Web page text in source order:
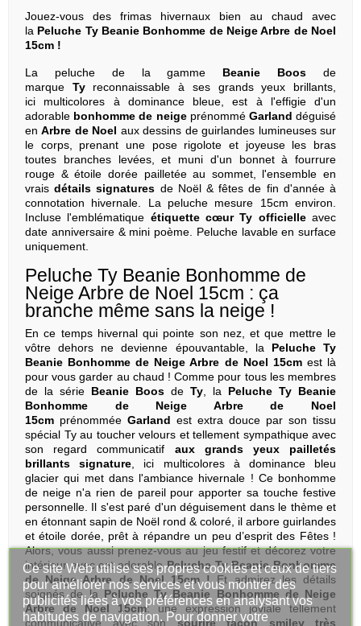
Jouez-vous des frimas hivernaux bien au chaud avec
la Peluche Ty Beanie Bonhomme de Neige Arbre de Noel
15cm !
La peluche de la gamme Beanie Boos de
marque Tyreconnaissable à ses grands yeux brillants,
ici multicolores à dominance bleue, est à l'effigie d'un
adorable bonhomme de neigeprénommé Garland déguisé
enArbre de Noel aux dessins de guirlandes lumineuses sur
le corps, prenant une pose rigolote et joyeuse les bras
toutes branches levées, et muni d'un bonnet à fourrure
rouge & étoile dorée pailletée au sommet, l'ensemble en
vraisdétails signatures de Noël & fêtes de fin d'année à
connotation hivernale. La peluche mesure 15cm environ.
Incluse l'emblématique étiquette cœur Ty officielleavec
date anniversaire & mini poème. Peluche lavable en surface
uniquement.
Peluche Ty Beanie Bonhomme de
Neige Arbre de Noel 15cm : ça
branche même sans la neige !
En ce temps hivernal qui pointe son nez, et que mettre le
vôtre dehors ne devienne épouvantable, la Peluche Ty
Beanie Bonhomme de Neige Arbre de Noel 15cmest là
pour vous garder au chaud ! Comme pour tous les membres
de la série Beanie Boos de Ty, la Peluche Ty Beanie
Bonhomme de Neige Arbre de Noel
15cm prénommée Garland est extra douce par son tissu
spécial Ty au toucher velours et tellement sympathique avec
son regard communicatif aux grands yeux pailletés
brillants signature, ici multicolores à dominance bleu
glacier qui met dans l'ambiance hivernale ! Ce bonhomme
de neige n'a rien de pareil pour apporter sa touche festive
personnelle. Il s'est paré d'un déguisement dans le thème et
en étonnant sapin de Noël rond & coloré, il arbore guirlandes
et étoile dorée, prêt à répandre un peu d’esprit des Fêtes !
Alors, vous aussi prenez-vous au jeu festif et décorez votre
intérieur avec cet adorablePeluche Ty Beanie Bonhomme
de Neige Arbre de Noel 15cm !Et admirez les détails
soignés de la Peluche Ty Beanie Bonhomme de Neige
Arbre de Noel 15cm: une expression joviale tellement
communicative avec sonsourire façon smiley très
Ce site Web utilise ses propres cookies et ceux de tiers
pour améliorer nos services et vous montrer des
publicités liées à vos préférences en analysant vos
habitudes de navigation. Pour donner votre